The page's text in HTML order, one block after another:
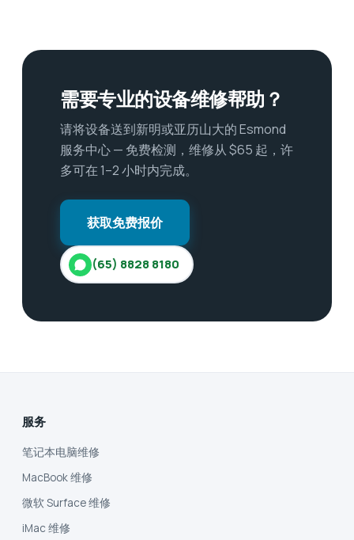
需要专业的设备维修帮助？
请将设备送到新明或亚历山大的 Esmond
服务中心 — 免费检测，维修从 $65 起，许
多可在 1–2 小时内完成。
获取免费报价
(65) 8828 8180
服务
笔记本电脑维修
MacBook 维修
微软 Surface 维修
iMac 维修